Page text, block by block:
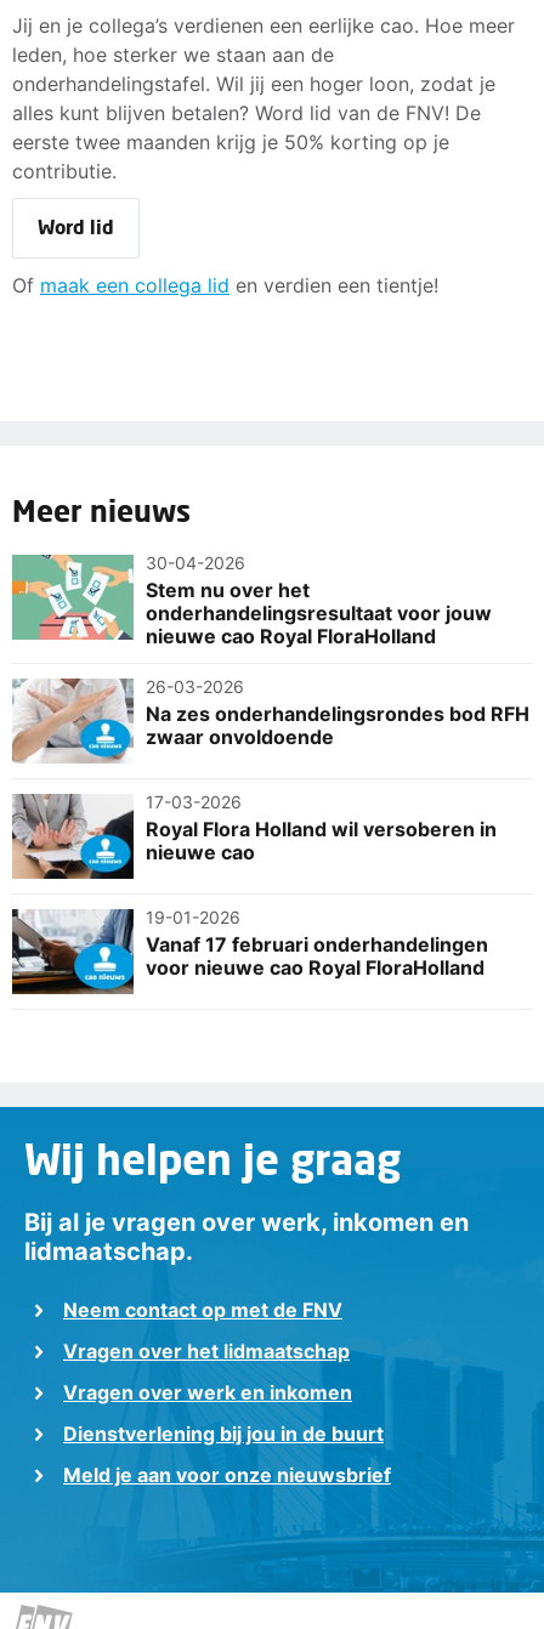
Jij en je collega’s verdienen een eerlijke cao. Hoe meer
leden, hoe sterker we staan aan de
onderhandelingstafel. Wil jij een hoger loon, zodat je
alles kunt blijven betalen? Word lid van de FNV! De
eerste twee maanden krijg je 50% korting op je
contributie.
Word lid
Of maak een collega lid en verdien een tientje!
Meer nieuws
30-04-2026
Stem nu over het
onderhandelingsresultaat voor jouw
nieuwe cao Royal FloraHolland
26-03-2026
Na zes onderhandelingsrondes bod RFH
zwaar onvoldoende
17-03-2026
Royal Flora Holland wil versoberen in
nieuwe cao
19-01-2026
Vanaf 17 februari onderhandelingen
voor nieuwe cao Royal FloraHolland
Wij helpen je graag
Bij al je vragen over werk, inkomen en
lidmaatschap.
Neem contact op met de FNV
Vragen over het lidmaatschap
Vragen over werk en inkomen
Dienstverlening bij jou in de buurt
Meld je aan voor onze nieuwsbrief